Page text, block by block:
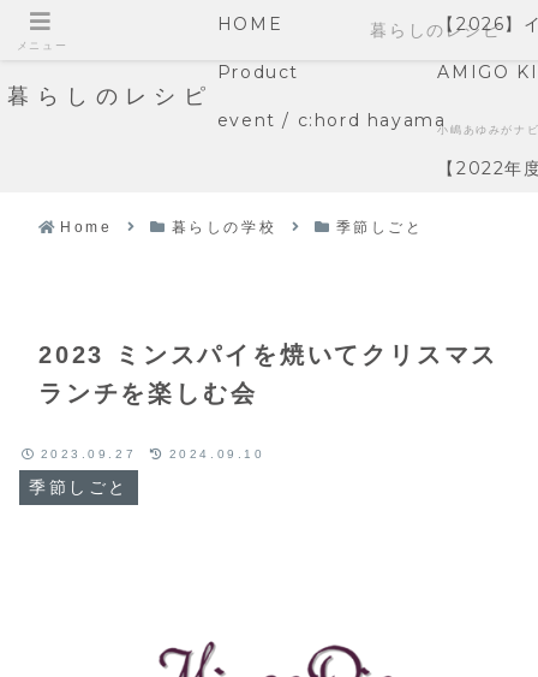
暮らしのレシピ
HOME 【2026】
Product AMIGO
event / c:hord hayama小嶋あゆみがナ
【2022年
Home 暮らしの学校 季節しごと
2023 ミンスパイを焼いてクリスマス
ランチを楽しむ会
季節しごと
2023.09.27 2024.09.10
メニュー
暮らしのレシピ